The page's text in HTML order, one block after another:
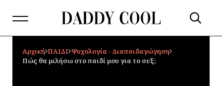
Αρχική ΠΑΙΔΙ Ψυχολογία - Διαπαιδαγώγηση
Πώς θα μιλήσω στο παιδί μου για το σεξ;